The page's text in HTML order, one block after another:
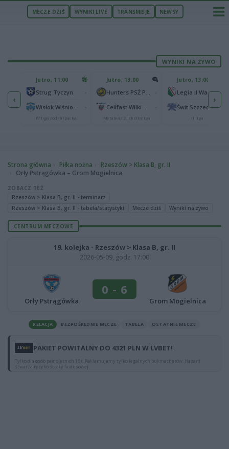
MECZE DZIŚ WYNIKI LIVE TRANSMISJE NEWSY
WYNIKI NA ŻYWO
‹
Podbeskidzie Bielsko-Biała2
2
Jutro, 11:00
Strug Tyczyn
IV liga podkarpacka
Jutro, 13:00
Metalkas 2. Ekstraliga
Jutro, 13:00
Legia II Warszawa
Świt Szczecin
II liga
›
Strona główna Piłka nożna
Rzeszów > Klasa B, gr. II
Orły Pstrągówka – Grom Mogielnica
ZOBACZ TEŻ
Rzeszów > Klasa B, gr. II - terminarz
Rzeszów > Klasa B, gr. II - tabela/statystyki
Mecze dziś Wyniki na żywo
CENTRUM MECZOWE
19. kolejka - Rzeszów > Klasa B, gr. II
2026-05-09, godz. 17:00
Orły Pstrągówka
0 - 6
Grom Mogielnica
RELACJA BEZPOŚREDNIE MECZE TABELA OSTATNIE MECZE
PAKIET POWITALNY DO 4321 PLN W LVBET!
Tylko dla osób pełnoletnich 18+. Reklamujemy tylko legalnych bukmacherów. Hazard
stwarza ryzyko straty finansowej.